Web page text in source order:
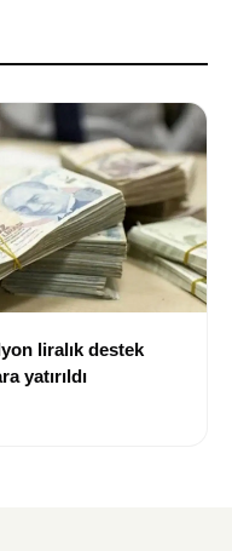
liralık destek
yatırıldı